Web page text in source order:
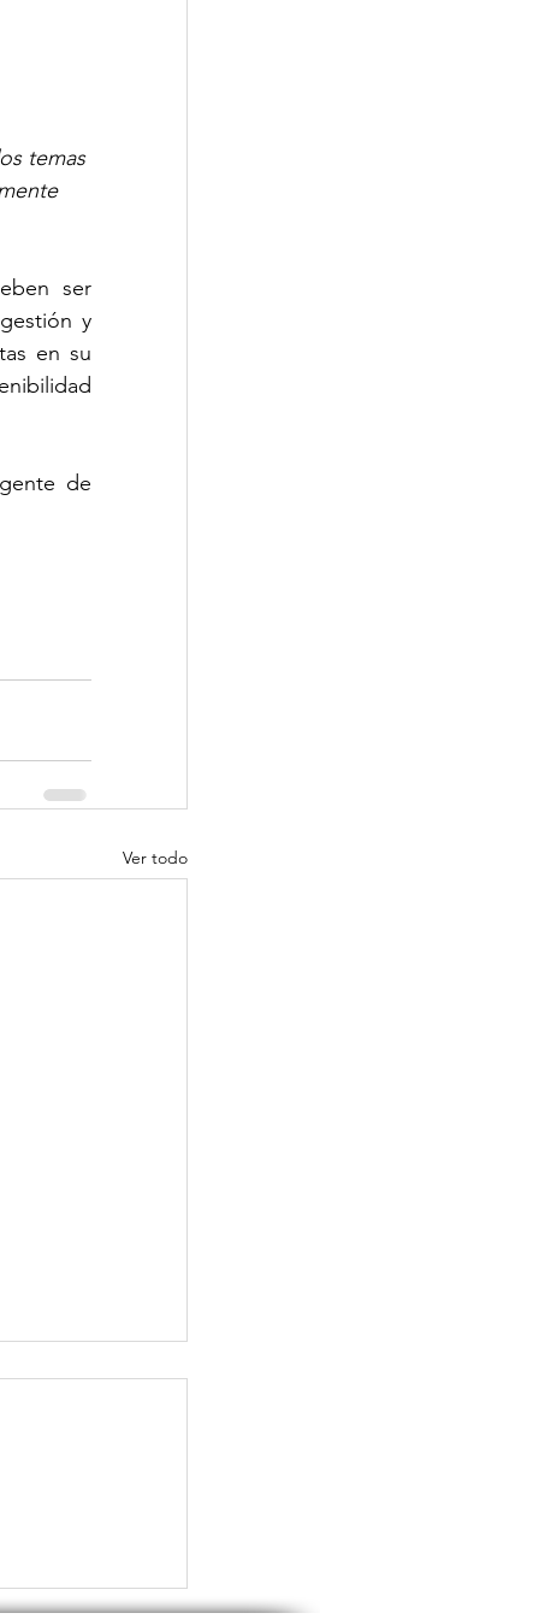
temas
ser
y
en su
de
Ver todo